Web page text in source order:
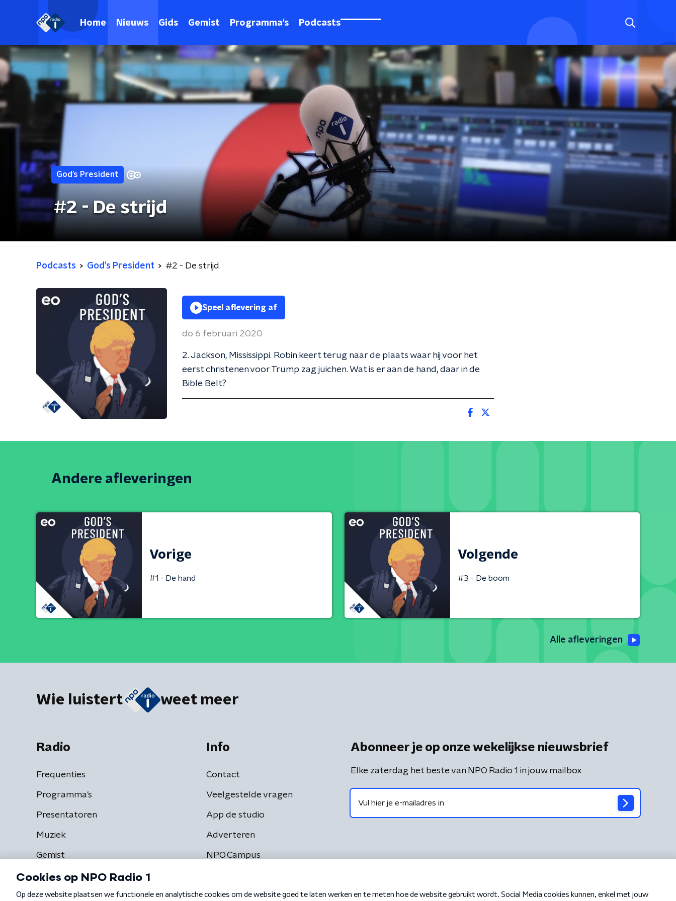
Home Nieuws Gids Gemist Programma's Podcasts
God’s President
#2 - De strijd
Podcasts God’s President #2 - De strijd
Speel aflevering af
do 6 februari 2020
2. Jackson, Mississippi. Robin keert terug naar de plaats waar hij voor het
eerst christenen voor Trump zag juichen. Wat is er aan de hand, daar in de
Bible Belt?
Andere afleveringen
Vorige
#1 - De hand
Volgende
#3 - De boom
Alle afleveringen
Wie luistert weet meer
Radio
Frequenties
Programma's
Presentatoren
Muziek
Gemist
Info
Contact
Veelgestelde vragen
App de studio
Adverteren
NPO Campus
Abonneer je op onze wekelijkse nieuwsbrief
Elke zaterdag het beste van NPO Radio 1 in jouw mailbox